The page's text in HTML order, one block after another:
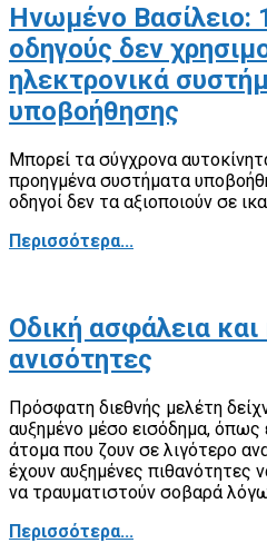
Ηνωμένο Βασίλειο:
οδηγούς δεν
ηλεκτρονικά
υποβοήθησης
Μπορεί τα σύγχρονα
προηγμένα συστήματα
οδηγοί δεν τα αξιοποιούν σε
Περισσότερα...
Οδική ασφάλεια και
ανισότητες
Πρόσφατη διεθνής μελέτη
αυξημένο μέσο εισόδημα, όπως
άτομα που ζουν σε λιγότερο
έχουν αυξημένες πιθανότητες
να τραυματιστούν σοβαρά
Περισσότερα...